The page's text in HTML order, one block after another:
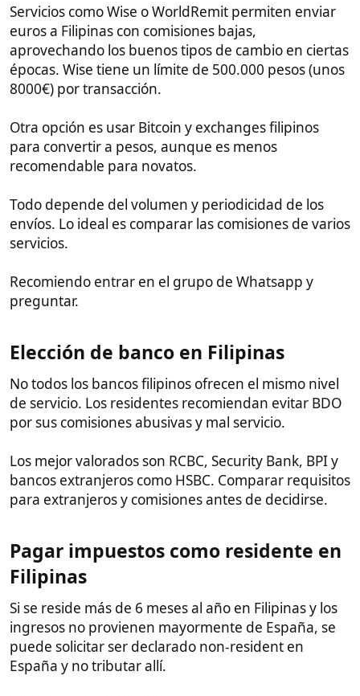
Pagar impuestos como residente en
Filipinas​
Si se reside más de 6 meses al año en Filipinas y los
ingresos no provienen mayormente de España, se
España y no tributar allí.
En Filipinas no existe impuesto sobre la renta para
extranjeros cuyos ingresos provengan del exterior.
Precio de la luz y otros gastos​
España. Usar ventilador, nevera y cocina eléctrica
puede costar unos 20-30€ al mes. Con aire
acondicionado hay que preparar el doble
acondicionado al mínimo (unos 28Cº) toda la noche y
parte del día, nevera y cocina eléctrica.
Otros gastos como comer en locales populares
baratos o en en puestos ambulantes rondan los 2-3€
al día por persona. Servicios de lavandería son muy
En resumen, con 300-500€ al mes tiene una vida
acomodada, dependiendo de la zona.
Filipinas: ventajas y desventajas
como destino​
Ventajas de vivir en Filipinas:
Coste de vida significativamente más bajo que
en Europa occidental.
Excelente calidad de vida en zonas